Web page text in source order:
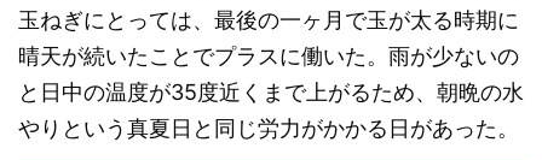
玉ねぎにとっては、最後の一ヶ月で玉が太る時期に
晴天が続いたことでプラスに働いた。雨が少ないの
と日中の温度が35度近くまで上がるため、朝晩の水
やりという真夏日と同じ労力がかかる日があった。